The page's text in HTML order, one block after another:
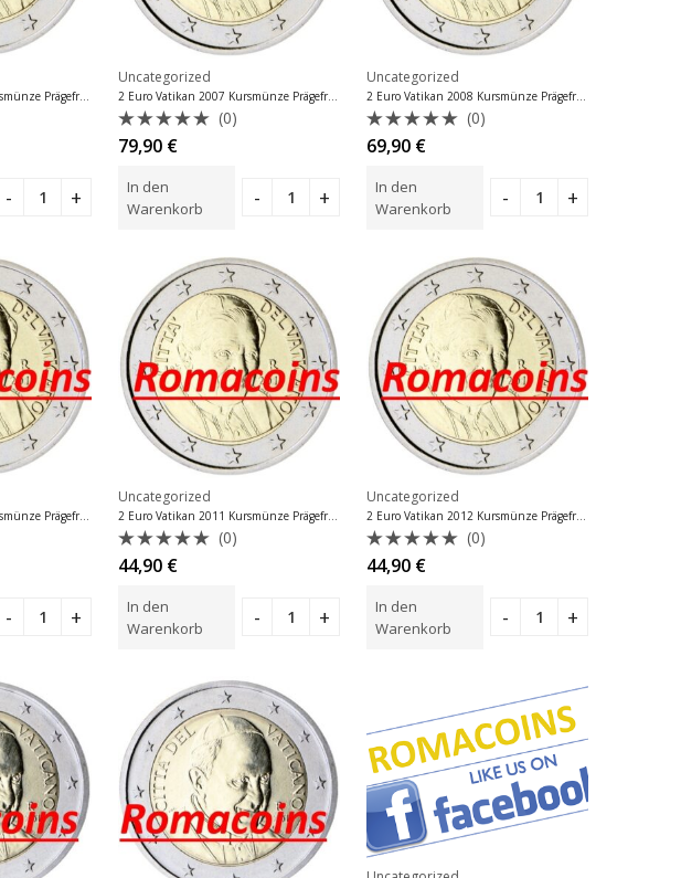
Uncategorized
Bewertet
mit
von
5
(0)
79,90 €
In den
Warenkorb
Uncategorized
Bewertet
mit
von
5
(0)
69,90 €
In den
Warenkorb
Uncategorized
Bewertet
mit
von
5
(0)
44,90 €
In den
Warenkorb
Uncategorized
Bewertet
mit
von
5
(0)
44,90 €
In den
Warenkorb